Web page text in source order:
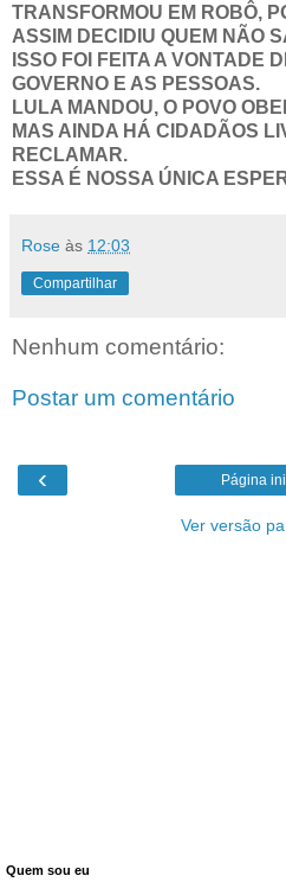
TRANSFORMOU EM ROBÔ,
ASSIM DECIDIU QUEM NÃO
ISSO FOI FEITA A VONTADE
GOVERNO E AS PESSOAS.
LULA MANDOU, O POVO
MAS AINDA HÁ CIDADÃOS
RECLAMAR.
ESSA É NOSSA ÚNICA
Rose às 12:03
Compartilhar
Nenhum comentário:
Postar um comentário
‹ Página
Ver versão
Quem sou eu